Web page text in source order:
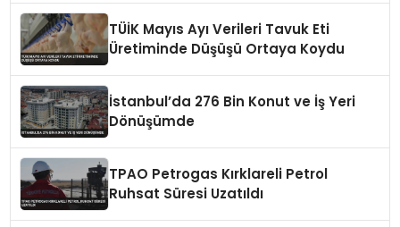
TÜİK Mayıs Ayı Verileri Tavuk Eti
Üretiminde Düşüşü Ortaya Koydu
İstanbul’da 276 Bin Konut ve İş Yeri
Dönüşümde
TPAO Petrogas Kırklareli Petrol
Ruhsat Süresi Uzatıldı